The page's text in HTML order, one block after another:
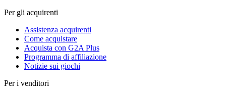
Per gli acquirenti
Assistenza acquirenti
Come acquistare
Acquista con G2A Plus
Programma di affiliazione
Notizie sui giochi
Per i venditori